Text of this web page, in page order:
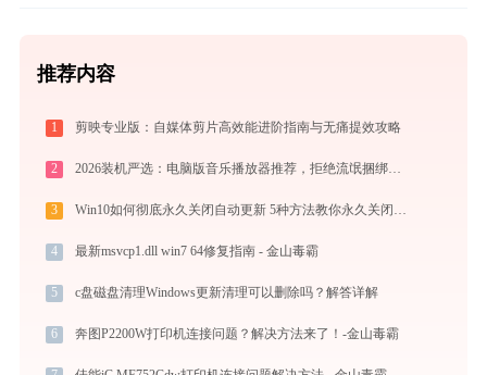
推荐内容
1 剪映专业版：自媒体剪片高效能进阶指南与无痛提效攻略
2 2026装机严选：电脑版音乐播放器推荐，拒绝流氓捆绑，还原极致无损心流音质
3 Win10如何彻底永久关闭自动更新 5种方法教你永久关闭win10自动更新
4 最新msvcp1.dll win7 64修复指南 - 金山毒霸
5 c盘磁盘清理Windows更新清理可以删除吗？解答详解
6 奔图P2200W打印机连接问题？解决方法来了！-金山毒霸